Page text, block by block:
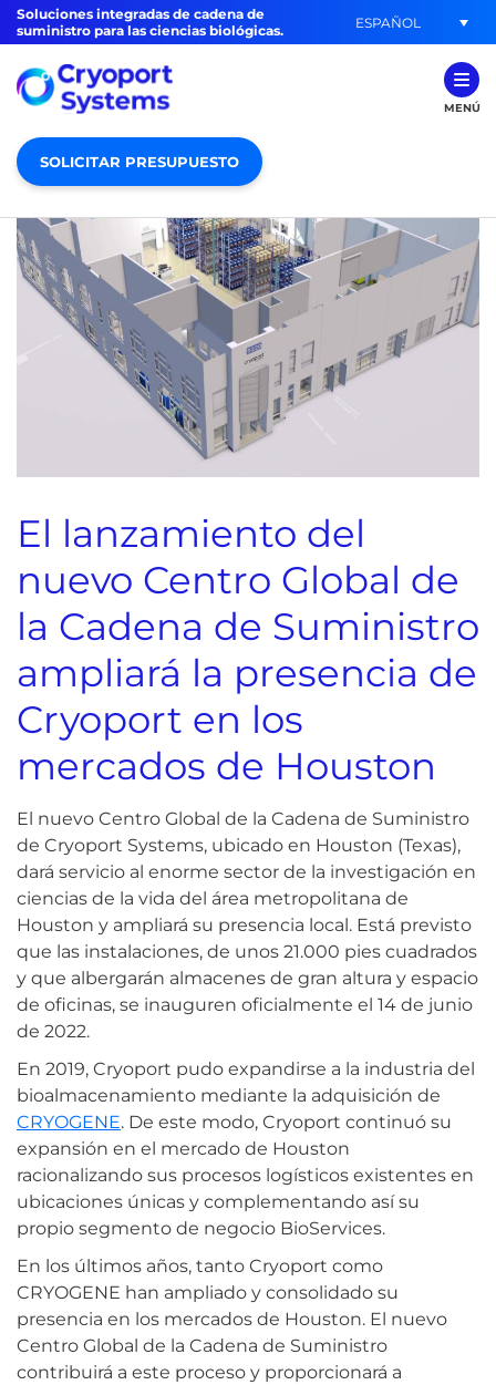
Soluciones integradas de cadena de
suministro para las ciencias biológicas.
ESPAÑOL
MENÚ
SOLICITAR PRESUPUESTO
El lanzamiento del
nuevo Centro Global de
la Cadena de Suministro
ampliará la presencia de
Cryoport en los
mercados de Houston
El nuevo Centro Global de la Cadena de Suministro
de Cryoport Systems, ubicado en Houston (Texas),
dará servicio al enorme sector de la investigación en
ciencias de la vida del área metropolitana de
Houston y ampliará su presencia local. Está previsto
que las instalaciones, de unos 21.000 pies cuadrados
y que albergarán almacenes de gran altura y espacio
de oficinas, se inauguren oficialmente el 14 de junio
de 2022.
En 2019, Cryoport pudo expandirse a la industria del
bioalmacenamiento mediante la adquisición de
CRYOGENE. De este modo, Cryoport continuó su
expansión en el mercado de Houston
racionalizando sus procesos logísticos existentes en
ubicaciones únicas y complementando así su
propio segmento de negocio BioServices.
En los últimos años, tanto Cryoport como
CRYOGENE han ampliado y consolidado su
presencia en los mercados de Houston. El nuevo
Centro Global de la Cadena de Suministro
contribuirá a este proceso y proporcionará a